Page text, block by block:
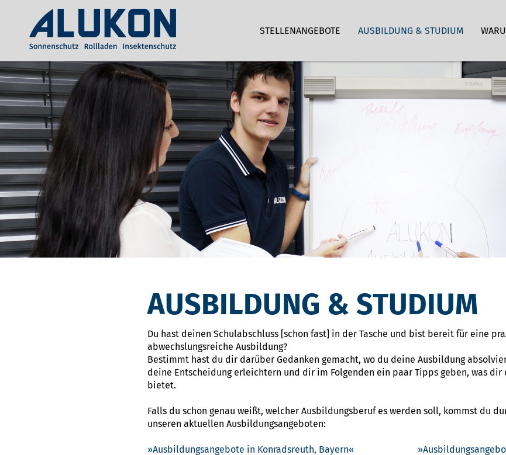
STELLENANGEBOTE AUSBILDUNG & STUDIUM
AUSBILDUNG & STUDIUM
Du hast deinen Schulabschluss [schon fast] in der Tasche und bist bereit für eine
abwechslungsreiche Ausbildung?
Bestimmt hast du dir darüber Gedanken gemacht, wo du deine Ausbildung
deine Entscheidung erleichtern und dir im Folgenden ein paar Tipps geben, was dir
bietet.
Falls du schon genau weißt, welcher Ausbildungsberuf es werden soll, kommst du
unseren aktuellen Ausbildungsangeboten:
Ausbildungsangebote in Konradsreuth, Bayern